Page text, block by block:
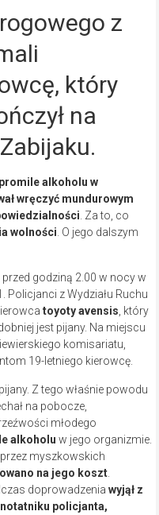
z
który
na
alkoholu w
wręczyć mundurowym
. Za to, co
wolności . O jego dalszym
godziną 2.00 w nocy w
Policjanci z Wydziału Ruchu
toyoty avensis , który
jest pijany. Na miejscu
komisariatu,
19-letniego kierowcę.
Z tego właśnie powodu
na pobocze,
młodego
alkoholu w jego organizmie.
myszkowskich
na jego koszt.
doprowadzenia wyjął z
notatniku policjanta,